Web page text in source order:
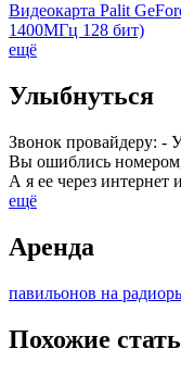
Видеокарта Palit
1400МГц 128 бит)
ещё
Улыбнуться
Звонок провайдеру: -
Вы ошиблись номером,
А я ее через интернет
ещё
Аренда
павильонов на
Похожие